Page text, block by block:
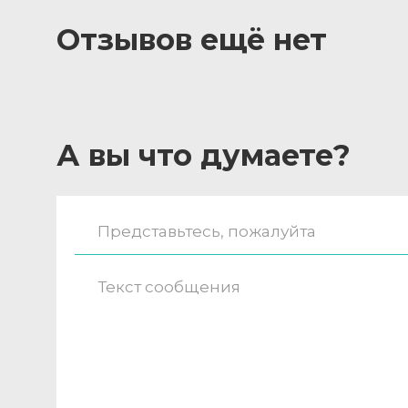
Отзывов ещё нет
А вы что думаете?